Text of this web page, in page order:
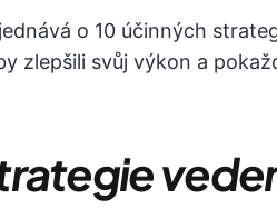
o 10 účinných
zlepšili svůj výkon a